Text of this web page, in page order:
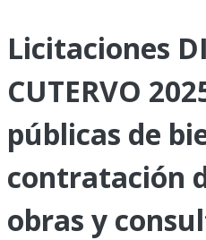
Licitaciones
CUTERVO
públicas de
contratación
obras y